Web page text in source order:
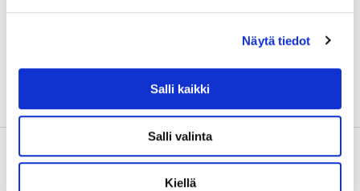
Näytä tiedot
Salli kaikki
Salli valinta
Kiellä
muutos vaatii organisaation
kehittämispanostuksia
uudenlaisen työ- ja
palvelukulttuurin sekä
tehokkaan ja laadukkaan
toiminnan varmistamiseksi.
•Sopimuspohjaiset
kumppanuuspilotit Savonian
toimintatavan kehittämiseksi